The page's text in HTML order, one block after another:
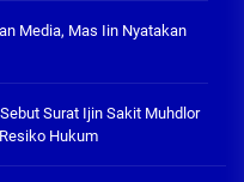
Media, Mas Iin Nyatakan
Surat Ijin Sakit Muhdlor
Hukum